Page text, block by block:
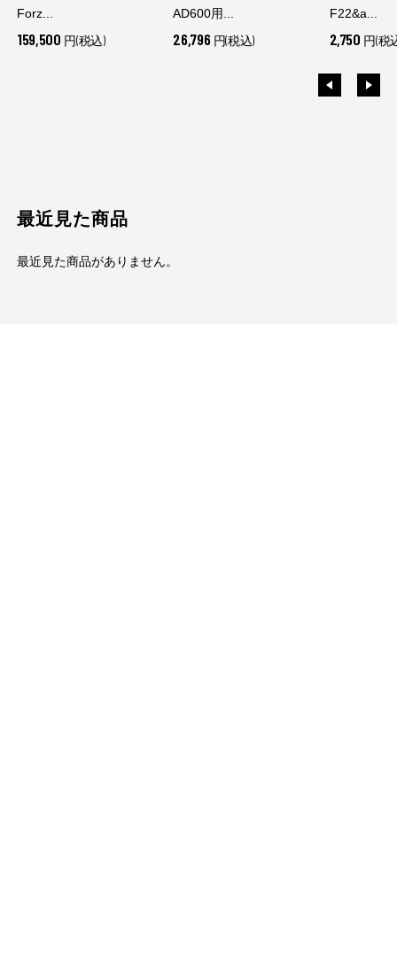
Forz...
159,500 円(税込)
AD600用...
26,796 円(税込)
F22&a...
2,750 円(税
最近見た商品
最近見た商品がありません。